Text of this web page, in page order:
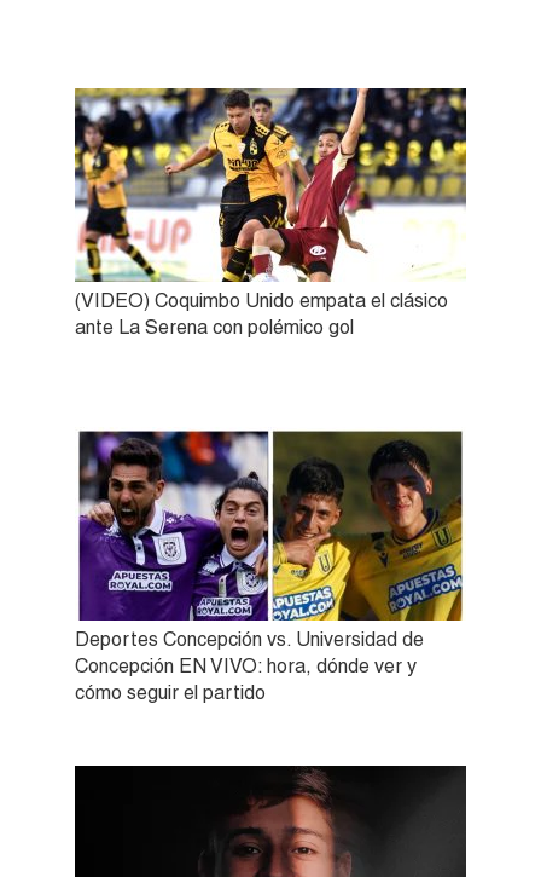
(VIDEO) Coquimbo Unido empata el clásico
ante La Serena con polémico gol
Deportes Concepción vs. Universidad de
Concepción EN VIVO: hora, dónde ver y
cómo seguir el partido